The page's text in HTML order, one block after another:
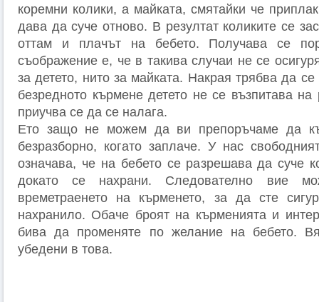
коремни колики, а майката, смятайки че
дава да суче отново. В резултат коликите се
оттам и плачът на бебето. Получава се
съображение е, че в такива случаи не се
за детето, нито за майката. Накрая трябва да
безредното кърмене детето не се възпитава на
приучва се да се налага.
Ето защо не можем да ви препоръчаме да
безразборно, когато заплаче. У нас
означава, че на бебето се разрешава да суче
докато се нахрани. Следователно вие
времетраенето на кърменето, за да сте
нахранило. Обаче броят на кърменията и
бива да променяте по желание на бебето.
убедени в това.